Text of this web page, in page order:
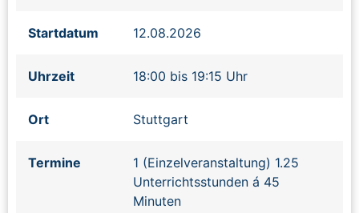
Startdatum 12.08.2026
Uhrzeit 18:00 bis 19:15 Uhr
Ort Stuttgart
Termine
1 (Einzelveranstaltung) 1.25
Unterrichtsstunden á 45
Minuten